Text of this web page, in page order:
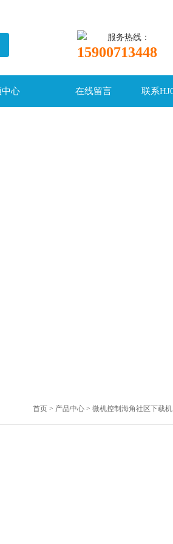
服务热线：
15900713448
心 在线留言 联系
首页> 产品中心> 微机控制海角社区下载机